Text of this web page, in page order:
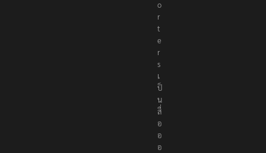
o
r
t
e
r
s
เ
ป็
น
สื่
อ
อ
อ